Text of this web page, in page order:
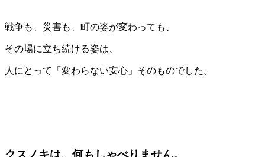
戦争も、災害も、町の姿が変わっても、
その場に立ち続ける姿は、
人にとって「変わらない安心」そのものでした。
クスノキは、何もしゃべりません。